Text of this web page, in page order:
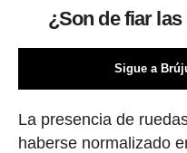
¿Son de fiar
Sigue a
La presencia de
haberse normalizado